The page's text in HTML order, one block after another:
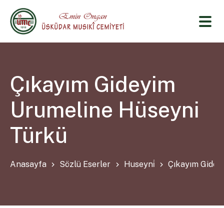
Çıkayım Gideyim
Urumeline Hüseyni
Türkü
Anasayfa Sözlü Eserler Huseyni̇ Çıkayım